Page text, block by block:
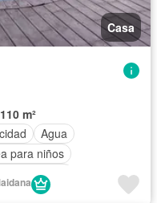
Casa
110 m²
Agua
para niños
de tenis
Estacionamiento